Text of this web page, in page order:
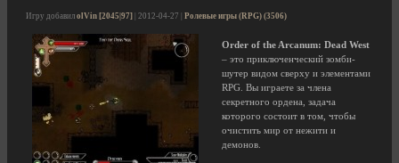
Игру добавил olVin [2045|97] | 2012-04-27 | Ролевые игры (RPG) (3506)
Order of the Arcanum: Dead West
– это приключенческий зомби-
шутер видом сверху и элементами
RPG. Вы играете за члена
секретного ордена, задача
которого состоит в том, чтобы
очистить мир от нежити и
демонов.